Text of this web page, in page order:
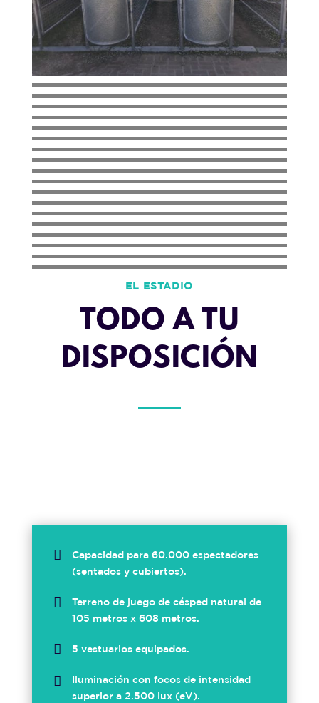
EL ESTADIO
TODO A TU
DISPOSICIÓN

Capacidad para 60.000 espectadores
(sentados y cubiertos).

Terreno de juego de césped natural de
105 metros x 608 metros.
 5 vestuarios equipados.

Iluminación con focos de intensidad
superior a 2.500 lux (eV).